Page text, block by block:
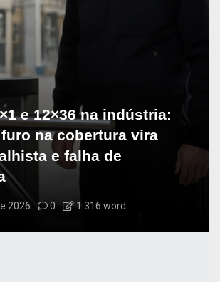
e 12×36 na indústria:
na cobertura vira
e falha de
2026 0 1.316 word